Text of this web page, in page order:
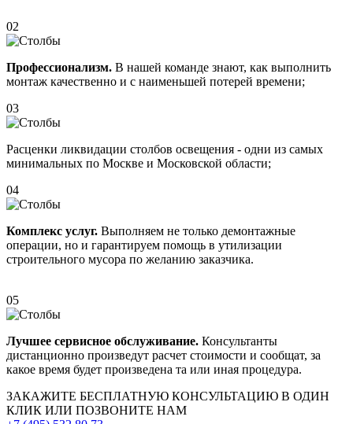
02
Профессионализм. В нашей команде знают, как выполнить
монтаж качественно и с наименьшей потерей времени;
03
Расценки ликвидации столбов освещения - одни из самых
минимальных по Москве и Московской области;
04
Комплекс услуг. Выполняем не только демонтажные
операции, но и гарантируем помощь в утилизации
строительного мусора по желанию заказчика.
05
Лучшее сервисное обслуживание. Консультанты
дистанционно произведут расчет стоимости и сообщат, за
какое время будет произведена та или иная процедура.
ЗАКАЖИТЕ БЕСПЛАТНУЮ КОНСУЛЬТАЦИЮ В ОДИН
КЛИК ИЛИ ПОЗВОНИТЕ НАМ